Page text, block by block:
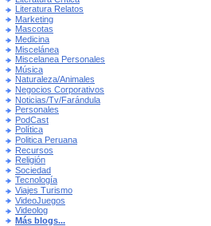
Literatura Relatos
Marketing
Mascotas
Medicina
Miscelánea
Miscelanea Personales
Música
Naturaleza/Animales
Negocios Corporativos
Noticias/Tv/Farándula
Personales
PodCast
Política
Politica Peruana
Recursos
Religión
Sociedad
Tecnología
Viajes Turismo
VideoJuegos
Videolog
Más blogs...